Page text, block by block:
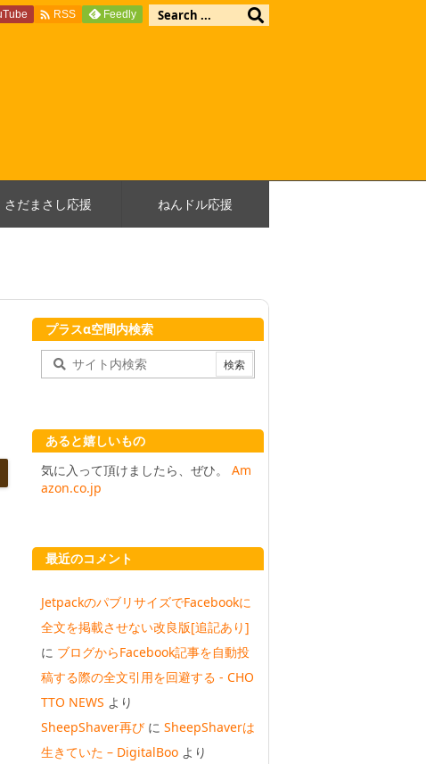
さだまさし応援 ねんドル応援
 RSS Feedly
プラスα空間内検索
あると嬉しいもの
気に入って頂けましたら、ぜひ。 Am
azon.co.jp
最近のコメント
JetpackのパブリサイズでFacebookに
全文を掲載させない改良版[追記あり]
に ブログからFacebook記事を自動投
稿する際の全文引用を回避する - CHO
TTO NEWS より
SheepShaver再び に SheepShaverは
生きていた – DigitalBoo より